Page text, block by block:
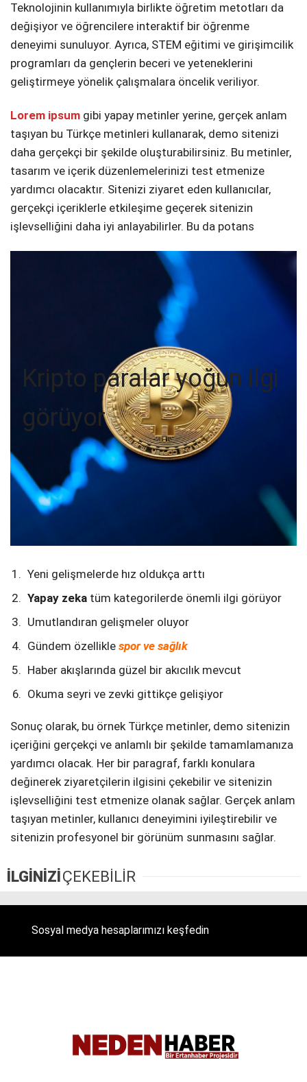
Teknolojinin kullanımıyla birlikte öğretim metotları da
değişiyor ve öğrencilere interaktif bir öğrenme
deneyimi sunuluyor. Ayrıca, STEM eğitimi ve girişimcilik
programları da gençlerin beceri ve yeteneklerini
geliştirmeye yönelik çalışmalara öncelik veriliyor.
Lorem ipsum gibi yapay metinler yerine, gerçek anlam
taşıyan bu Türkçe metinleri kullanarak, demo sitenizi
daha gerçekçi bir şekilde oluşturabilirsiniz. Bu metinler,
tasarım ve içerik düzenlemelerinizi test etmenize
yardımcı olacaktır. Sitenizi ziyaret eden kullanıcılar,
gerçekçi içeriklerle etkileşime geçerek sitenizin
işlevselliğini daha iyi anlayabilirler. Bu da potans
Kripto paralar yoğun ilgi
görüyor
Yeni gelişmelerde hız oldukça arttı
Yapay zeka tüm kategorilerde önemli ilgi görüyor
Umutlandıran gelişmeler oluyor
Gündem özellikle spor ve sağlık
Haber akışlarında güzel bir akıcılık mevcut
Okuma seyri ve zevki gittikçe gelişiyor
Sonuç olarak, bu örnek Türkçe metinler, demo sitenizin
içeriğini gerçekçi ve anlamlı bir şekilde tamamlamanıza
yardımcı olacak. Her bir paragraf, farklı konulara
değinerek ziyaretçilerin ilgisini çekebilir ve sitenizin
işlevselliğini test etmenize olanak sağlar. Gerçek anlam
taşıyan metinler, kullanıcı deneyimini iyileştirebilir ve
sitenizin profesyonel bir görünüm sunmasını sağlar.
İLGİNİZİ ÇEKEBİLİR
Sosyal medya hesaplarımızı keşfedin